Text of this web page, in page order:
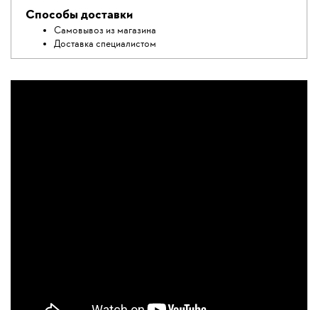
Способы доставки
Самовывоз из магазина
Доставка специалистом